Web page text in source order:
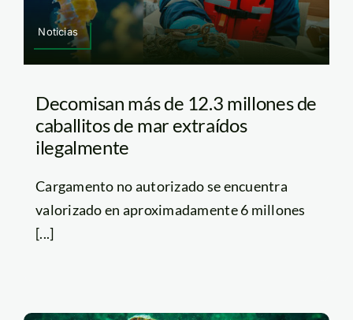
Noticias
Decomisan más de 12.3 millones de
caballitos de mar extraídos
ilegalmente
Cargamento no autorizado se encuentra
valorizado en aproximadamente 6 millones
[...]